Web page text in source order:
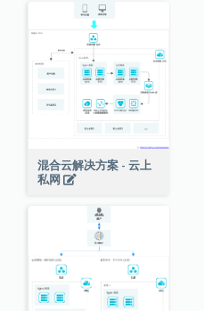
混合云解决方案 - 云上
私网